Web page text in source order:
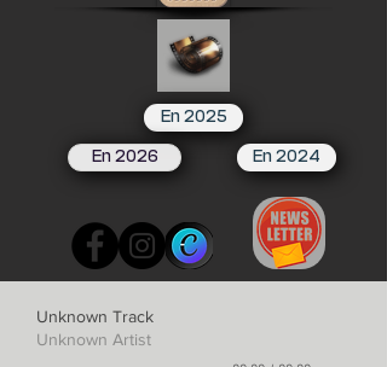
En 2025
En 2026 En 2024
Unknown Track
Unknown Artist